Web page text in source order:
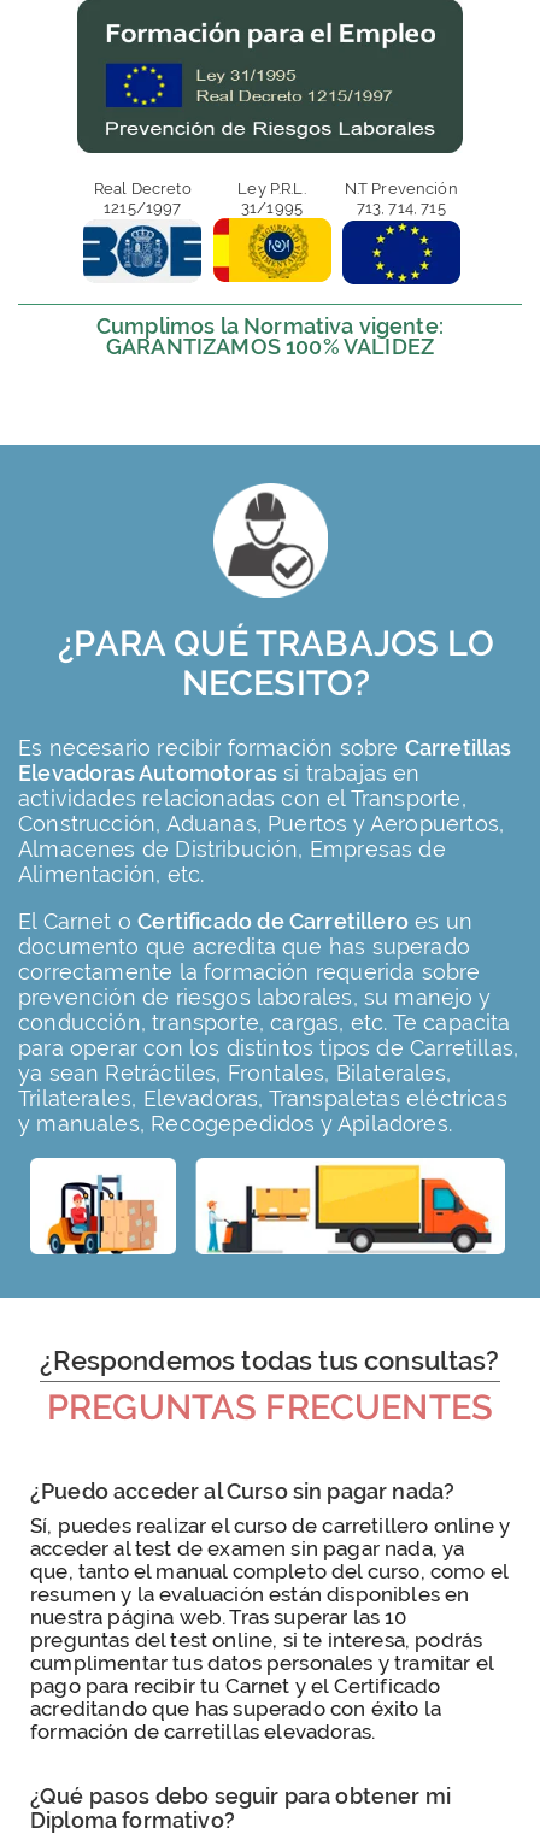
Real Decreto
1215/1997
Ley P.R.L.
31/1995
N.T Prevención
713, 714, 715
Cumplimos la Normativa vigente:
GARANTIZAMOS 100% VALIDEZ
¿PARA QUÉ TRABAJOS LO
NECESITO?
Es necesario recibir formación sobre Carretillas
Elevadoras Automotorassi trabajas en
actividades relacionadas con el Transporte,
Construcción, Aduanas, Puertos y Aeropuertos,
Almacenes de Distribución, Empresas de
Alimentación, etc.
El Carnet oCertificado de Carretillero es un
documento que acredita que has superado
correctamente la formación requerida sobre
prevención de riesgos laborales, su manejo y
conducción, transporte, cargas, etc. Te capacita
para operar con los distintos tipos de Carretillas,
ya sean Retráctiles, Frontales, Bilaterales,
Trilaterales, Elevadoras, Transpaletas eléctricas
y manuales, Recogepedidos y Apiladores.
¿Respondemos todas tus consultas?
PREGUNTAS FRECUENTES
¿Puedo acceder al Curso sin pagar nada?
Sí, puedes realizar el curso de carretillero online y
acceder al test de examen sin pagar nada, ya
que, tanto el manual completo del curso, como el
resumen y la evaluación están disponibles en
nuestra página web. Tras superar las 10
preguntas del test online, si te interesa, podrás
cumplimentar tus datos personales y tramitar el
pago para recibir tu Carnet y el Certificado
acreditando que has superado con éxito la
formación de carretillas elevadoras.
¿Qué pasos debo seguir para obtener mi
Diploma formativo?